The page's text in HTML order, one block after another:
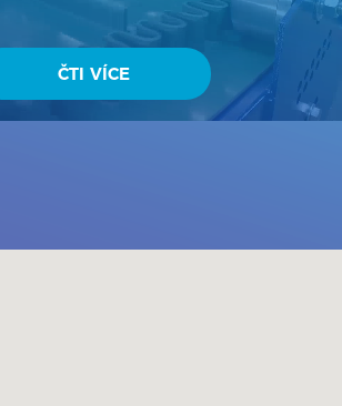
filtry a další produkty z oblasti
GLENOWELL CZ s.r.o. má několikaletou
založení v roce 1996 firma dynamicky
trhy – Kanada, Japonsko, Německo,
Chorvatsko, Maďarsko, Rumunsko,
ČTI VÍCE